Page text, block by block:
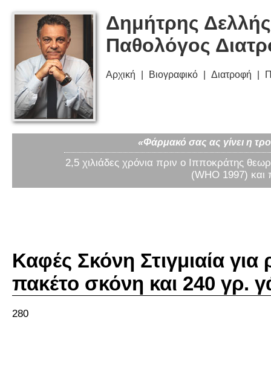
Δημήτρης
Παθολόγος
Αρχική Βιογραφικό Διατροφή
«Φάρμακό σας ας γίνει η
2,5 χιλιάδες χρόνια πριν ο Ιπποκράτης
(WHO 1997) και
Καφές Σκόνη Στιγμιαία
πακέτο σκόνη και 240 γρ.
280